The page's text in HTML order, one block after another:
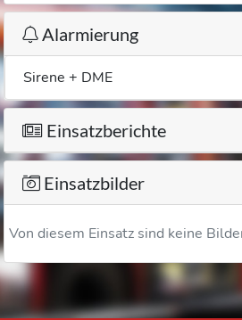
Alarmierung
Sirene + DME
Einsatzberichte
Einsatzbilder
Von diesem Einsatz sind keine